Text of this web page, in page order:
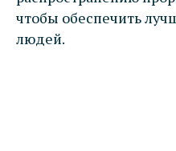
чтобы обеспечить
людей.